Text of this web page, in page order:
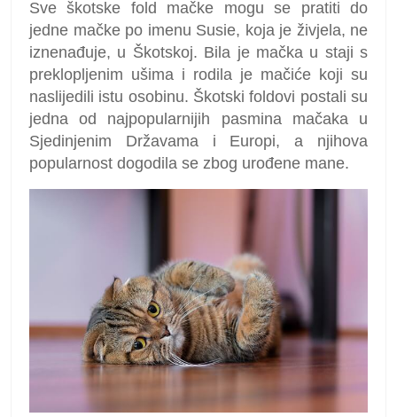
Sve škotske fold mačke mogu se pratiti do
jedne mačke po imenu Susie, koja je živjela, ne
iznenađuje, u Škotskoj. Bila je mačka u staji s
preklopljenim ušima i rodila je mačiće koji su
naslijedili istu osobinu. Škotski foldovi postali su
jedna od najpopularnijih pasmina mačaka u
Sjedinjenim Državama i Europi, a njihova
popularnost dogodila se zbog urođene mane.